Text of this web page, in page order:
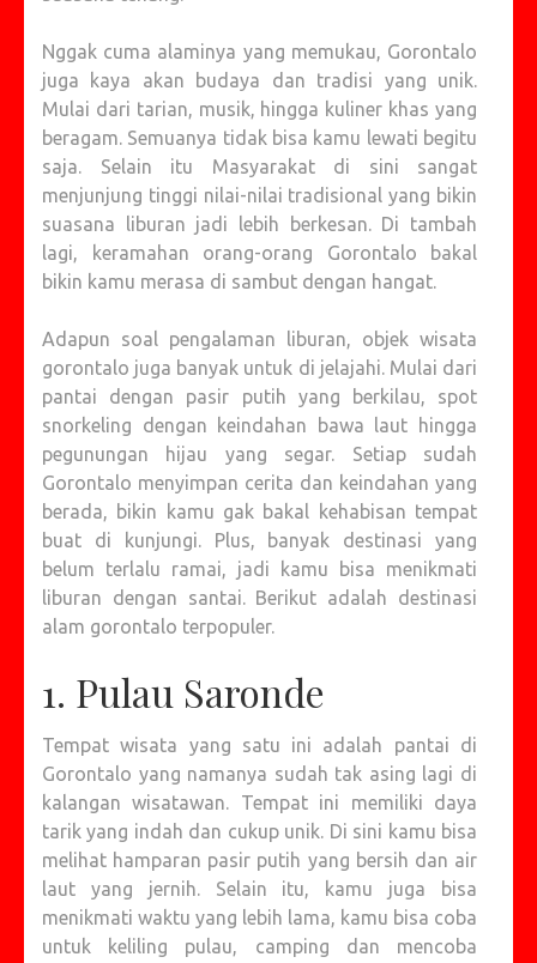
Nggak cuma alaminya yang memukau, Gorontalo
juga kaya akan budaya dan tradisi yang unik.
Mulai dari tarian, musik, hingga kuliner khas yang
beragam. Semuanya tidak bisa kamu lewati begitu
saja. Selain itu Masyarakat di sini sangat
menjunjung tinggi nilai-nilai tradisional yang bikin
suasana liburan jadi lebih berkesan. Di tambah
lagi, keramahan orang-orang Gorontalo bakal
bikin kamu merasa di sambut dengan hangat.
Adapun soal pengalaman liburan, objek wisata
gorontalo juga banyak untuk di jelajahi. Mulai dari
pantai dengan pasir putih yang berkilau, spot
snorkeling dengan keindahan bawa laut hingga
pegunungan hijau yang segar. Setiap sudah
Gorontalo menyimpan cerita dan keindahan yang
berada, bikin kamu gak bakal kehabisan tempat
buat di kunjungi. Plus, banyak destinasi yang
belum terlalu ramai, jadi kamu bisa menikmati
liburan dengan santai. Berikut adalah destinasi
alam gorontalo terpopuler.
1. Pulau Saronde
Tempat wisata yang satu ini adalah pantai di
Gorontalo yang namanya sudah tak asing lagi di
kalangan wisatawan. Tempat ini memiliki daya
tarik yang indah dan cukup unik. Di sini kamu bisa
melihat hamparan pasir putih yang bersih dan air
laut yang jernih. Selain itu, kamu juga bisa
menikmati waktu yang lebih lama, kamu bisa coba
untuk keliling pulau, camping dan mencoba